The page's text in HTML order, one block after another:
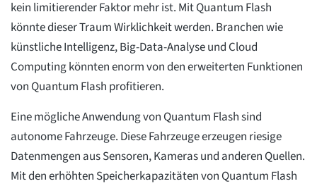
kein limitierender Faktor mehr ist. Mit Quantum Flash
könnte dieser Traum Wirklichkeit werden. Branchen wie
künstliche Intelligenz, Big-Data-Analyse und Cloud
Computing könnten enorm von den erweiterten Funktionen
von Quantum Flash profitieren.
Eine mögliche Anwendung von Quantum Flash sind
autonome Fahrzeuge. Diese Fahrzeuge erzeugen riesige
Datenmengen aus Sensoren, Kameras und anderen Quellen.
Mit den erhöhten Speicherkapazitäten von Quantum Flash